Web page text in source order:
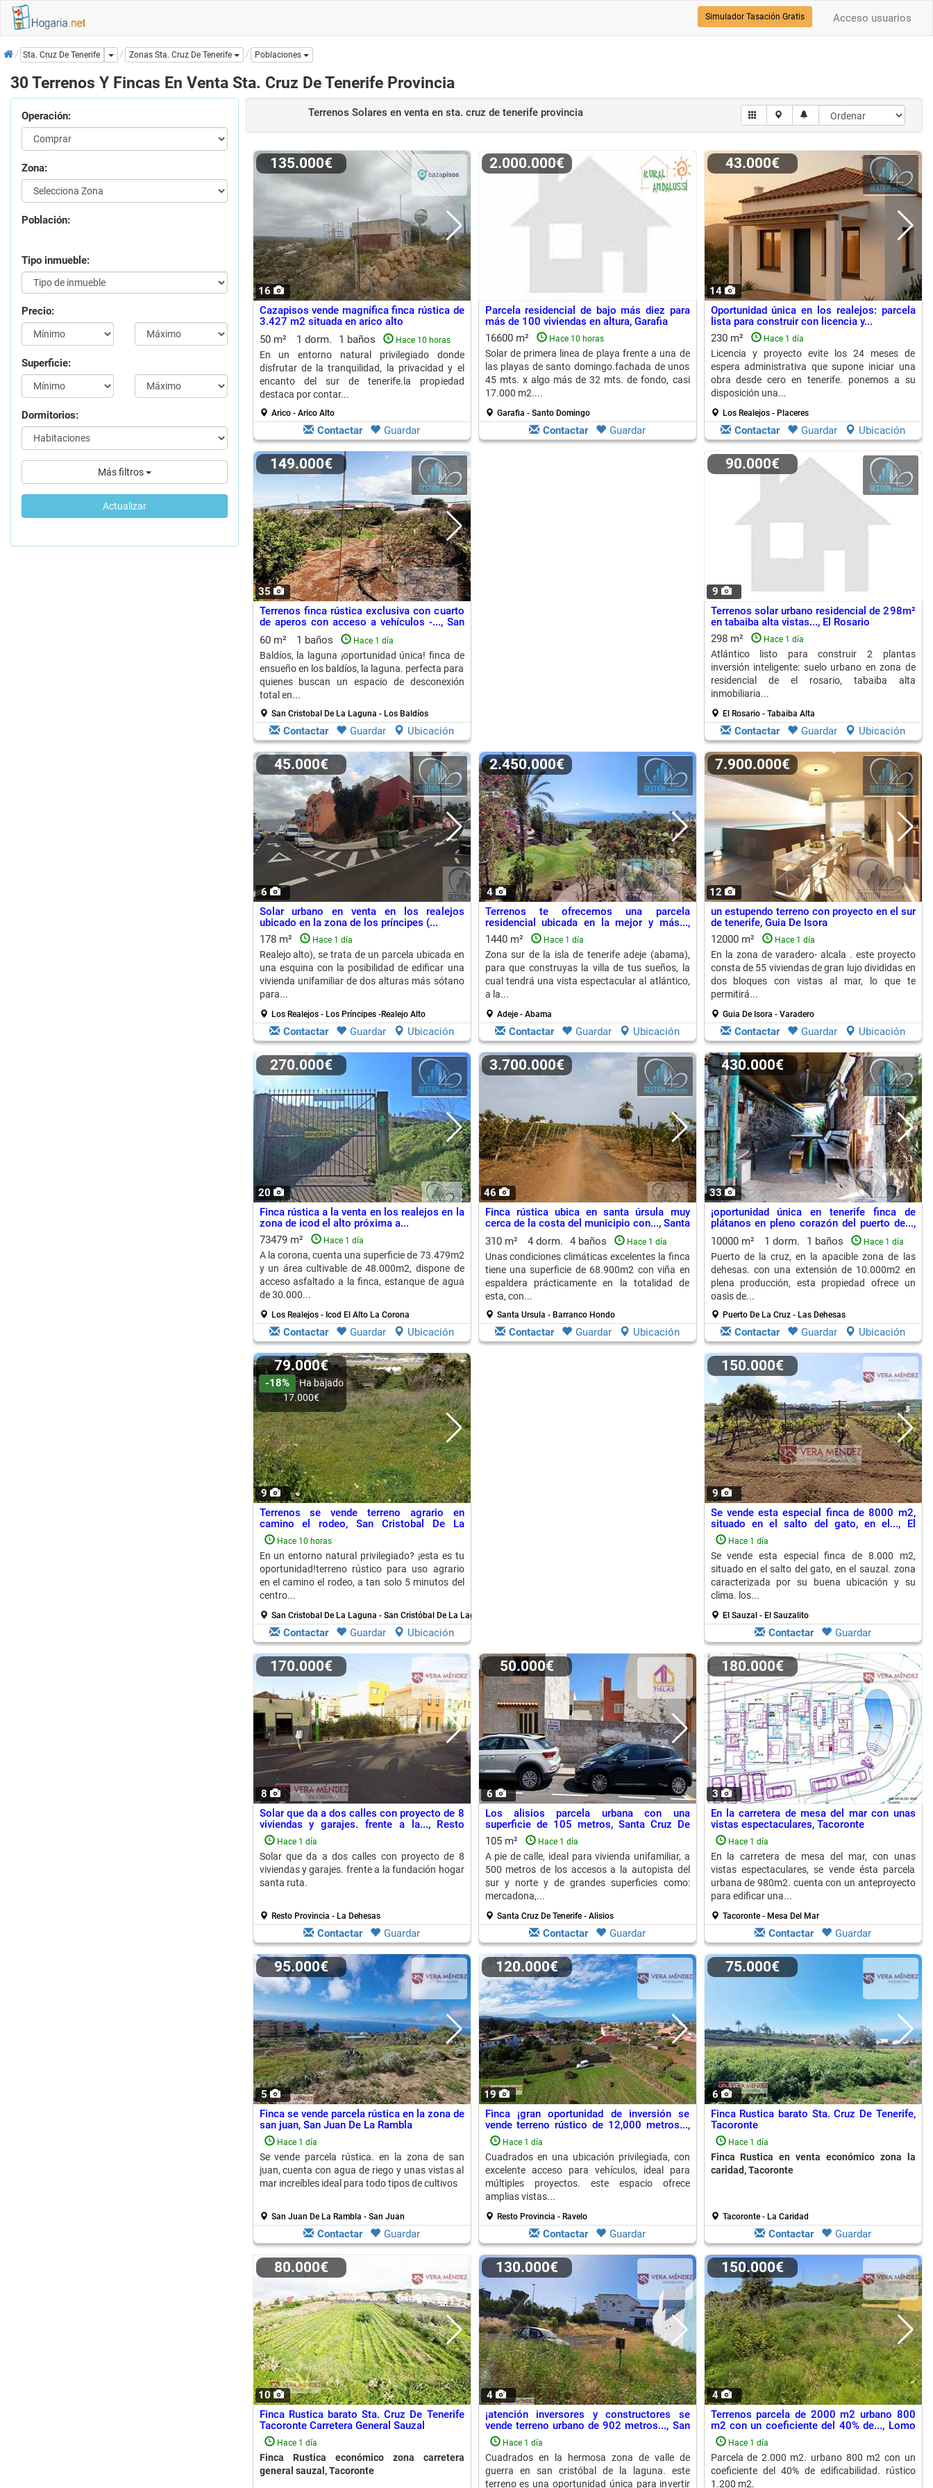
Acceso usuarios
Simulador Tasación Gratis
InicioSta. Cruz De Tenerife Dropdown
Zonas Sta. Cruz De Tenerife Poblaciones
30 Terrenos Y Fincas En Venta Sta. Cruz De Tenerife Provincia
Operación:
Zona:
Población:
Tipo inmueble:
Precio:
Superficie:
Dormitorios:
Más filtros
Actualizar
Terrenos Solares en venta en sta. cruz de tenerife provincia
16
135.000€
Cazapisos vende magnífica finca rústica de
3.427 m2 situada en arico alto
50 m²
1 dorm. 1 baños Hace 10 horas
En un entorno natural privilegiado donde
disfrutar de la tranquilidad, la privacidad y el
encanto del sur de tenerife.la propiedad
destaca por contar...
Arico - Arico Alto
Contactar Guardar
2.000.000€
Parcela residencial de bajo más diez para
más de 100 viviendas en altura, Garafia
16600 m²
Hace 10 horas
Solar de primera linea de playa frente a una de
las playas de santo domingo.fachada de unos
45 mts. x algo más de 32 mts. de fondo, casi
17.000 m2....
Garafia - Santo Domingo
Contactar Guardar
14
43.000€
Oportunidad única en los realejos: parcela
lista para construir con licencia y...
230 m²
Hace 1 día
Licencia y proyecto evite los 24 meses de
espera administrativa que supone iniciar una
obra desde cero en tenerife. ponemos a su
disposición una...
Los Realejos - Placeres
Contactar Guardar Ubicación
35
149.000€
Terrenos finca rústica exclusiva con cuarto
de aperos con acceso a vehículos -..., San
Cristobal De La Laguna
60 m² 1 baños Hace 1 día
Baldíos, la laguna ¡oportunidad única! finca de
ensueño en los baldíos, la laguna. perfecta para
quienes buscan un espacio de desconexión
total en...
San Cristobal De La Laguna - Los Baldíos
Contactar Guardar Ubicación
9
90.000€
Terrenos solar urbano residencial de 298m²
en tabaiba alta vistas..., El Rosario
298 m²
Hace 1 día
Atlántico listo para construir 2 plantas
inversión inteligente: suelo urbano en zona de
residencial de el rosario, tabaiba alta
inmobiliaria...
El Rosario - Tabaiba Alta
Contactar Guardar Ubicación
6
45.000€
Solar urbano en venta en los realejos
ubicado en la zona de los príncipes (...
178 m²
Hace 1 día
Realejo alto), se trata de un parcela ubicada en
una esquina con la posibilidad de edificar una
vivienda unifamiliar de dos alturas más sótano
para...
Los Realejos - Los Príncipes -Realejo Alto
Contactar Guardar Ubicación
4
2.450.000€
Terrenos te ofrecemos una parcela
residencial ubicada en la mejor y más...,
Adeje
1440 m² Hace 1 día
Zona sur de la isla de tenerife adeje (abama),
para que construyas la villa de tus sueños, la
cual tendrá una vista espectacular al atlántico,
a la...
Adeje - Abama
Contactar Guardar Ubicación
12
7.900.000€
un estupendo terreno con proyecto en el sur
de tenerife, Guia De Isora
12000 m²
Hace 1 día
En la zona de varadero- alcala . este proyecto
consta de 55 viviendas de gran lujo divididas en
dos bloques con vistas al mar, lo que te
permitirá...
Guia De Isora - Varadero
Contactar Guardar Ubicación
20
270.000€
Finca rústica a la venta en los realejos en la
zona de icod el alto próxima a...
73479 m²
Hace 1 día
A la corona, cuenta una superficie de 73.479m2
y un área cultivable de 48.000m2, dispone de
acceso asfaltado a la finca, estanque de agua
de 30.000...
Los Realejos - Icod El Alto La Corona
Contactar Guardar Ubicación
46
3.700.000€
Finca rústica ubica en santa úrsula muy
cerca de la costa del municipio con..., Santa
Ursula
310 m² 4 dorm. 4 baños Hace 1 día
Unas condiciones climáticas excelentes la finca
tiene una superficie de 68.900m2 con viña en
espaldera prácticamente en la totalidad de
esta, con...
Santa Ursula - Barranco Hondo
Contactar Guardar Ubicación
33
430.000€
¡oportunidad única en tenerife finca de
plátanos en pleno corazón del puerto de...,
Puerto De La Cruz
10000 m² 1 dorm. 1 baños Hace 1 día
Puerto de la cruz, en la apacible zona de las
dehesas. con una extensión de 10.000m2 en
plena producción, esta propiedad ofrece un
oasis de...
Puerto De La Cruz - Las Dehesas
Contactar Guardar Ubicación
9
79.000€
-18%
Ha bajado
17.000€
Terrenos se vende terreno agrario en
camino el rodeo, San Cristobal De La
LagunaHace 10 horas
En un entorno natural privilegiado? ¡esta es tu
oportunidad!terreno rústico para uso agrario
en el camino el rodeo, a tan solo 5 minutos del
centro...
San Cristobal De La Laguna - San Cristóbal De La Laguna
Contactar Guardar Ubicación
9
150.000€
Se vende esta especial finca de 8000 m2,
situado en el salto del gato, en el..., El
SauzalHace 1 día
Se vende esta especial finca de 8.000 m2,
situado en el salto del gato, en el sauzal. zona
caracterizada por su buena ubicación y su
clima. los...
El Sauzal - El Sauzalito
Contactar Guardar
8
170.000€
Solar que da a dos calles con proyecto de 8
viviendas y garajes. frente a la..., Resto
Provincia
Hace 1 día
Solar que da a dos calles con proyecto de 8
viviendas y garajes. frente a la fundación hogar
santa ruta.
Resto Provincia - La Dehesas
Contactar Guardar
6
50.000€
Los alisios parcela urbana con una
superficie de 105 metros, Santa Cruz De
Tenerife
105 m² Hace 1 día
A pie de calle, ideal para vivienda unifamiliar, a
500 metros de los accesos a la autopista del
sur y norte y de grandes superficies como:
mercadona,...
Santa Cruz De Tenerife - Alisios
Contactar Guardar
3
180.000€
En la carretera de mesa del mar con unas
vistas espectaculares, Tacoronte
Hace 1 día
En la carretera de mesa del mar, con unas
vistas espectaculares, se vende ésta parcela
urbana de 980m2. cuenta con un anteproyecto
para edificar una...
Tacoronte - Mesa Del Mar
Contactar Guardar
5
95.000€
Finca se vende parcela rústica en la zona de
san juan, San Juan De La Rambla
Hace 1 día
Se vende parcela rústica. en la zona de san
juan, cuenta con agua de riego y unas vistas al
mar increíbles ideal para todo tipos de cultivos
San Juan De La Rambla - San Juan
Contactar Guardar
19
120.000€
Finca ¡gran oportunidad de inversión se
vende terreno rústico de 12,000 metros...,
Resto Provincia
Hace 1 día
Cuadrados en una ubicación privilegiada, con
excelente acceso para vehículos, ideal para
múltiples proyectos. este espacio ofrece
amplias vistas...
Resto Provincia - Ravelo
Contactar Guardar
6
75.000€
Finca Rustica barato Sta. Cruz De Tenerife,
Tacoronte
Hace 1 día
Finca Rustica en venta económico zona la
caridad, Tacoronte
Tacoronte - La Caridad
Contactar Guardar
10
80.000€
Finca Rustica barato Sta. Cruz De Tenerife
Tacoronte Carretera General Sauzal
Hace 1 día
Finca Rustica económico zona carretera
general sauzal, Tacoronte
4
130.000€
¡atención inversores y constructores se
vende terreno urbano de 902 metros..., San
Cristobal De La Laguna
Hace 1 día
Cuadrados en la hermosa zona de valle de
guerra en san cristóbal de la laguna. este
terreno es una oportunidad única para invertir
4
150.000€
Terrenos parcela de 2000 m2 urbano 800
m2 con un coeficiente del 40% de..., Lomo
Colorado
Hace 1 día
Parcela de 2.000 m2. urbano 800 m2 con un
coeficiente del 40% de edificabilidad. rústico
1.200 m2.